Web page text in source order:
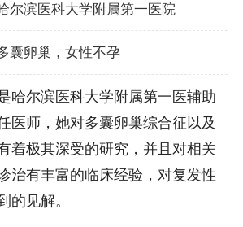
尔滨医科大学附属第一医院
囊卵巢，女性不孕
尔滨医科大学附属第一医辅助
医师，她对多囊卵巢综合征以及
着极其深受的研究，并且对相关
治有丰富的临床经验，对复发性
的见解。